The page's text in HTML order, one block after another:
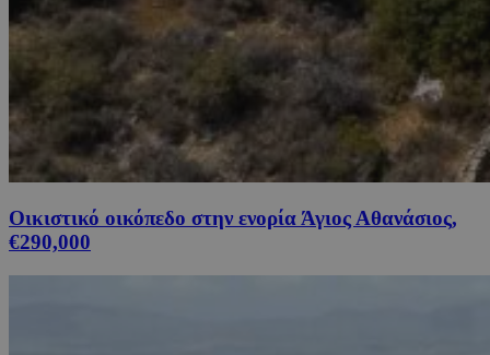
Οικιστικό οικόπεδο στην ενορία Άγιος Αθανάσιος,
€290,000